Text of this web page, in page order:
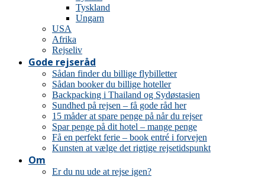
Tyskland
Ungarn
USA
Afrika
Rejseliv
Gode rejseråd
Sådan finder du billige flybilletter
Sådan booker du billige hoteller
Backpacking i Thailand og Sydøstasien
Sundhed på rejsen – få gode råd her
15 måder at spare penge på når du rejser
Spar penge på dit hotel – mange penge
Få en perfekt ferie – book entré i forvejen
Kunsten at vælge det rigtige rejsetidspunkt
Om
Er du nu ude at rejse igen?